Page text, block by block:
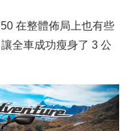
在整體佈局上也有些
全車成功瘦身了 3 公